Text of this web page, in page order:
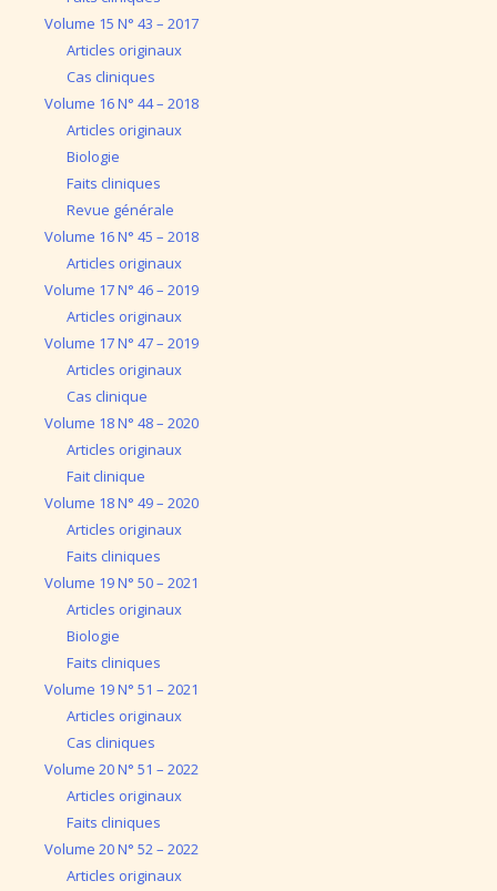
Volume 15 N° 43 – 2017
Articles originaux
Cas cliniques
Volume 16 N° 44 – 2018
Articles originaux
Biologie
Faits cliniques
Revue générale
Volume 16 N° 45 – 2018
Articles originaux
Volume 17 N° 46 – 2019
Articles originaux
Volume 17 N° 47 – 2019
Articles originaux
Cas clinique
Volume 18 N° 48 – 2020
Articles originaux
Fait clinique
Volume 18 N° 49 – 2020
Articles originaux
Faits cliniques
Volume 19 N° 50 – 2021
Articles originaux
Biologie
Faits cliniques
Volume 19 N° 51 – 2021
Articles originaux
Cas cliniques
Volume 20 N° 51 – 2022
Articles originaux
Faits cliniques
Volume 20 N° 52 – 2022
Articles originaux